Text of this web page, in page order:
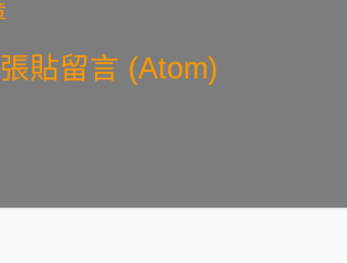
張貼留言 (Atom)